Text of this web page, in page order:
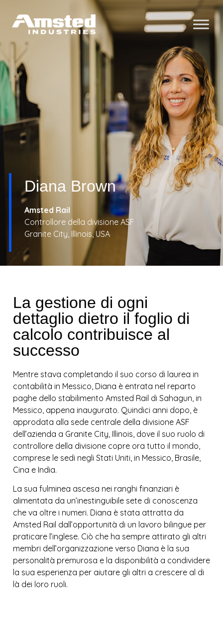
Diana Brown
Amsted Rail
Controllore della divisione ASF
Granite City, Illinois, USA
La gestione di ogni
dettaglio dietro il foglio di
calcolo contribuisce al
successo
Mentre stava completando il suo corso di laurea in
contabilità in Messico, Diana è entrata nel reparto
paghe dello stabilimento Amsted Rail di Sahagun, in
Messico, appena inaugurato. Quindici anni dopo, è
approdata alla sede centrale della divisione ASF
dell’azienda a Granite City, Illinois, dove il suo ruolo di
controllore della divisione copre ora tutto il mondo,
comprese le sedi negli Stati Uniti, in Messico, Brasile,
Cina e India.
La sua fulminea ascesa nei ranghi finanziari è
alimentata da un’inestinguibile sete di conoscenza
che va oltre i numeri. Diana è stata attratta da
Amsted Rail dall’opportunità di un lavoro bilingue per
praticare l’inglese. Ciò che ha sempre attirato gli altri
membri dell’organizzazione verso Diana è la sua
personalità premurosa e la disponibilità a condividere
la sua esperienza per aiutare gli altri a crescere al di
là dei loro ruoli.